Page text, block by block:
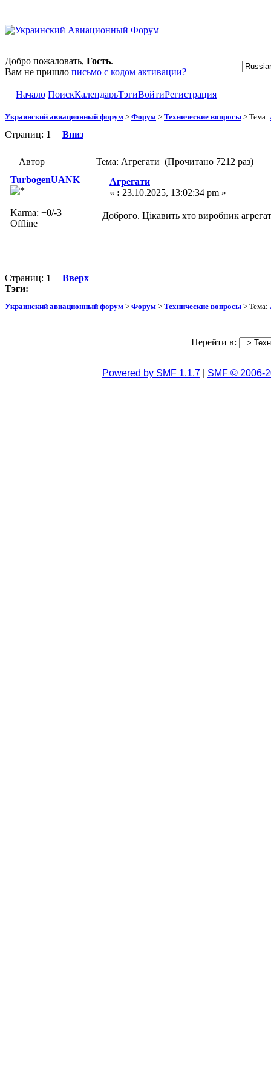
Добро пожаловать, Гость.
Вам не пришло письмо с кодом активации?
Начало ПоискКалендарьТэгиВойтиРегистрация
Украинский авиационный форум > Форум > Технические вопросы > Тема:
Страниц: 1 | Вниз
Автор
Тема: Агрегати (Прочитано 7212 раз)
TurbogenUANK
Karma: +0/-3
Offline
Агрегати
« : 23.10.2025, 13:02:34 pm »
Доброго. Цікавить хто виробник
Страниц: 1 | Вверх
Тэги:
Украинский авиационный форум > Форум > Технические вопросы > Тема:
Перейти в:
Powered by SMF 1.1.7 SMF © 2006-